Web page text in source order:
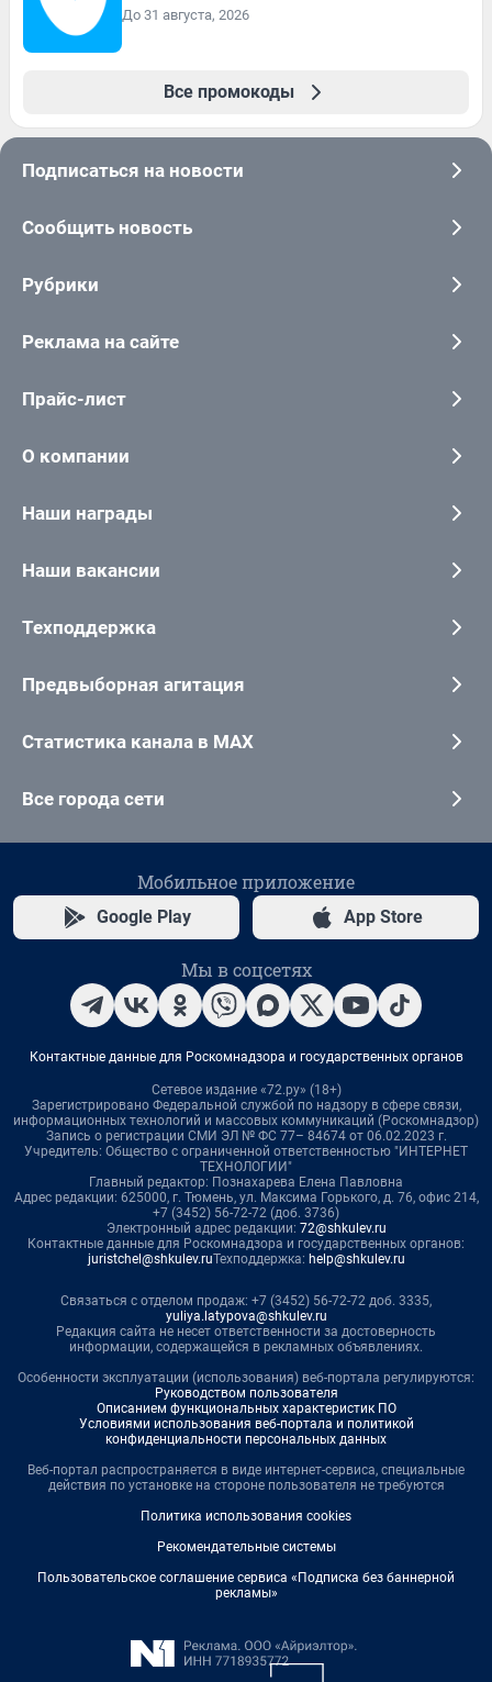
До 31 августа, 2026
Все промокоды
Подписаться на новости
Сообщить новость
Рубрики
Реклама на сайте
Прайс-лист
О компании
Наши награды
Наши вакансии
Техподдержка
Предвыборная агитация
Статистика канала в MAX
Все города сети
Мобильное приложение
Google Play App Store
Мы в соцсетях
Контактные данные для Роскомнадзора и государственных органов
Сетевое издание «72.ру» (18+)
Зарегистрировано Федеральной службой по надзору в сфере связи,
информационных технологий и массовых коммуникаций (Роскомнадзор)
Запись о регистрации СМИ ЭЛ № ФС 77– 84674 от 06.02.2023 г.
Учредитель: Общество с ограниченной ответственностью "ИНТЕРНЕТ
ТЕХНОЛОГИИ"
Главный редактор: Познахарева Елена Павловна
Адрес редакции: 625000, г. Тюмень, ул. Максима Горького, д. 76, офис 214,
+7 (3452) 56-72-72 (доб. 3736)
Электронный адрес редакции: 72@shkulev.ru
Контактные данные для Роскомнадзора и государственных органов:
juristchel@shkulev.ruТехподдержка: help@shkulev.ru
Связаться с отделом продаж: +7 (3452) 56-72-72 доб. 3335,
yuliya.latypova@shkulev.ru
Редакция сайта не несет ответственности за достоверность
информации, содержащейся в рекламных объявлениях.
Особенности эксплуатации (использования) веб-портала регулируются:
Руководством пользователя
Описанием функциональных характеристик ПО
Условиями использования веб-портала и политикой
конфиденциальности персональных данных
Веб-портал распространяется в виде интернет-сервиса, специальные
действия по установке на стороне пользователя не требуются
Политика использования cookies
Рекомендательные системы
Пользовательское соглашение сервиса «Подписка без баннерной
рекламы»